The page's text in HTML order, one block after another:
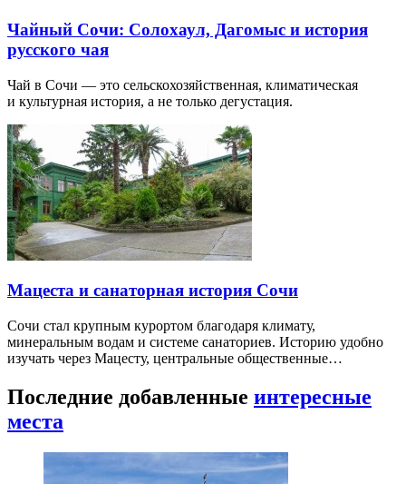
Чайный Сочи: Солохаул, Дагомыс и история
русского чая
Чай в Сочи — это сельскохозяйственная, климатическая
и культурная история, а не только дегустация.
Мацеста и санаторная история Сочи
Сочи стал крупным курортом благодаря климату,
минеральным водам и системе санаториев. Историю удобно
изучать через Мацесту, центральные общественные…
Последние добавленные интересные
места